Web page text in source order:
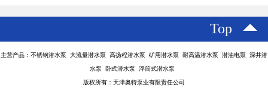
Top
主营产品：不锈钢潜水泵 大流量潜水泵 高扬程潜水泵 矿用潜水泵 耐高温潜水泵 潜油电泵 深井潜
水泵 卧式潜水泵 浮筒式潜水泵
版权所有：天津奥特泵业有限责任公司